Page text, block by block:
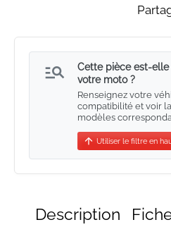
manage_search
Cette pièce est-
votre moto ?
Renseignez votre
compatibilité et voir
modèles
arrow_upward Utiliser le filtre en
Description